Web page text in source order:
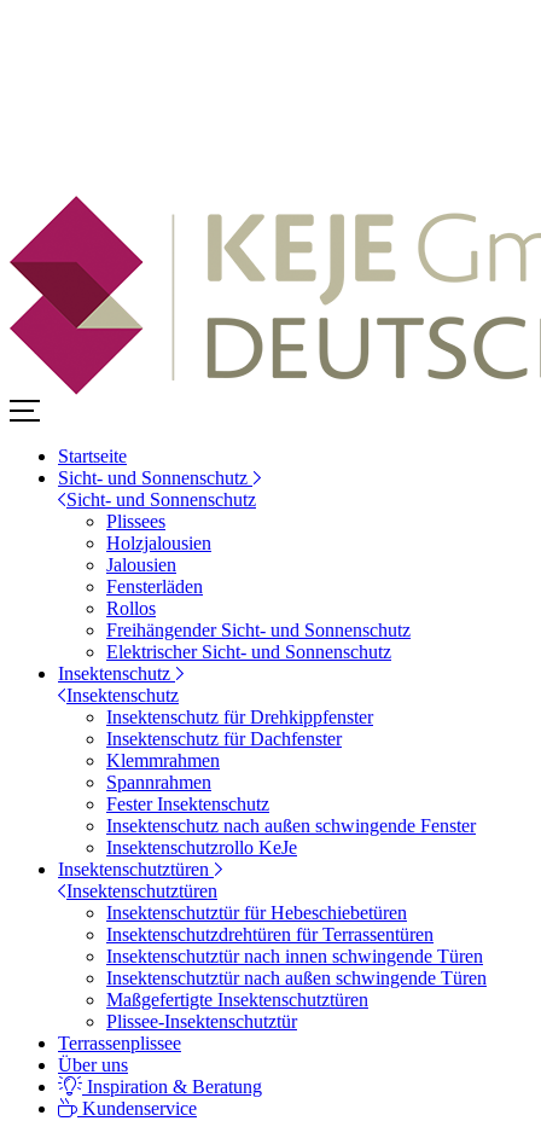
Startseite
Sicht- und Sonnenschutz
Sicht- und Sonnenschutz
Plissees
Holzjalousien
Jalousien
Fensterläden
Rollos
Freihängender Sicht- und Sonnenschutz
Elektrischer Sicht- und Sonnenschutz
Insektenschutz
Insektenschutz
Insektenschutz für Drehkippfenster
Insektenschutz für Dachfenster
Klemmrahmen
Spannrahmen
Fester Insektenschutz
Insektenschutz nach außen schwingende Fenster
Insektenschutzrollo KeJe
Insektenschutztüren
Insektenschutztüren
Insektenschutztür für Hebeschiebetüren
Insektenschutzdrehtüren für Terrassentüren
Insektenschutztür nach innen schwingende Türen
Insektenschutztür nach außen schwingende Türen
Maßgefertigte Insektenschutztüren
Plissee-Insektenschutztür
Terrassenplissee
Über uns
Inspiration & Beratung
Kundenservice